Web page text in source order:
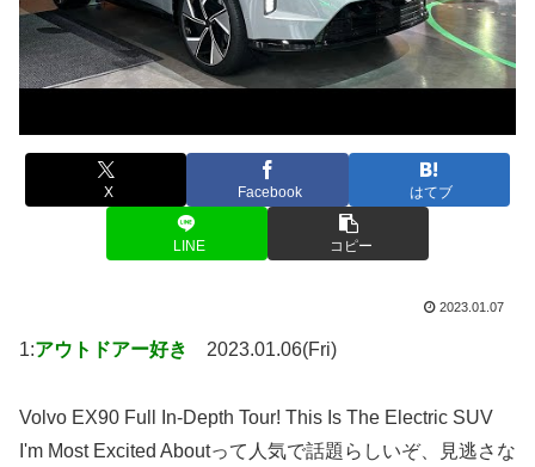
X Facebook はてブ
LINE コピー
2023.01.07
1:アウトドアー好き 2023.01.06(Fri)
Volvo EX90 Full In-Depth Tour! This Is The Electric SUV
I'm Most Excited Aboutって人気で話題らしいぞ、見逃さな